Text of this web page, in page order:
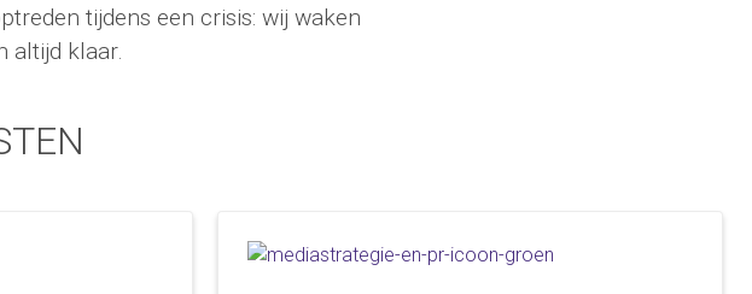
tijdens een crisis: wij waken
altijd klaar.